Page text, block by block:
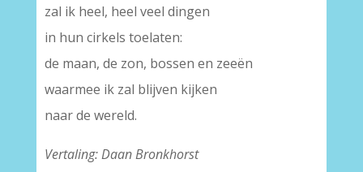
zal ik heel, heel veel dingen
in hun cirkels toelaten:
de maan, de zon, bossen en zeeën
waarmee ik zal blijven kijken
naar de wereld.
Vertaling: Daan Bronkhorst